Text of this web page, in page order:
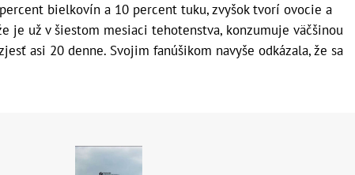
bielkovín a 10 percent tuku, zvyšok tvorí ovocie a
je už v šiestom mesiaci tehotenstva, konzumuje väčšinou
asi 20 denne. Svojim fanúšikom navyše odkázala, že sa